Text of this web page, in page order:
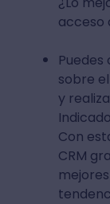
acceso
sobre
y
Con
CRM